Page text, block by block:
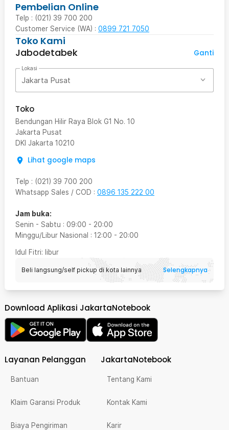
Pembelian Online
Telp : (021) 39 700 200
Customer Service (WA) : 0899 721 7050
Toko Kami
Jabodetabek
Ganti
Lokasi
Jakarta Pusat
Toko
Bendungan Hilir Raya Blok G1 No. 10
Jakarta Pusat
DKI Jakarta 10210
Lihat google maps
Telp : (021) 39 700 200
Whatsapp Sales / COD : 0896 135 222 00
Jam buka:
Senin - Sabtu : 09:00 - 20:00
Minggu/Libur Nasional : 12:00 - 20:00
Idul Fitri: libur
Beli langsung/self pickup di kota lainnya Selengkapnya
Download Aplikasi JakartaNotebook
Layanan Pelanggan
Bantuan
Klaim Garansi Produk
Biaya Pengiriman
JakartaNotebook
Tentang Kami
Kontak Kami
Karir